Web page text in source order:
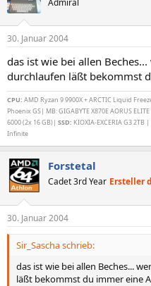
30. Januar 2004
das ist wie bei allen
durchlaufen läßt bekommst
CPU: AMD Ryzan 9 9900X + ARCTIC Liquid
Phoenix GS| MB: GIGABYTE X870E AORUS
6000 (2x 16 GB)| SSD: KIOXIA-EXCERIA G3 2TB
Infinite
Forstetal
Cadet 3rd Year Ersteller
30. Januar 2004
Sir_Sascha schrieb:
das ist wie bei allen Beches...
läßt bekommst du immer eine